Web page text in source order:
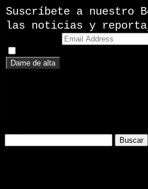
Suscríbete a nuestro
las noticias y